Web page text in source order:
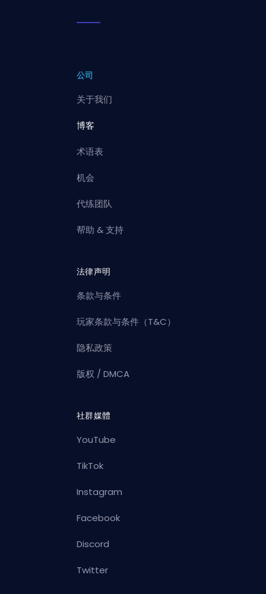
公司
关于我们
博客
术语表
机会
代练团队
帮助 & 支持
法律声明
条款与条件
玩家条款与条件（T&C）
隐私政策
版权 / DMCA
社群媒體
YouTube
TikTok
Instagram
Facebook
Discord
Twitter